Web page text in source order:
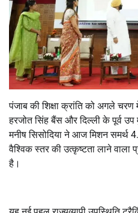
पंजाब की शिक्षा क्रांति को अगले चरण
हरजोत सिंह बैंस और दिल्ली के पूर्व उप
मनीष सिसोदिया ने आज मिशन समर्थ
वैश्विक स्तर की उत्कृष्टता लाने वाला
है।